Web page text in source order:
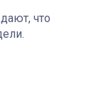
что